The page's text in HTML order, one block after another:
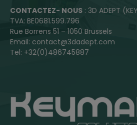
CONTACTEZ- NOUS : 3D ADEPT
TVA: BE0681.599.796
Rue Borrens 51 – 1050 Brussels
Email: contact@3dadept.com
Tel: +32(0)486745887